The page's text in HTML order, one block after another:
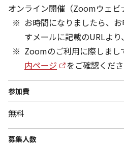
オンライン開催（Zoomウェビ
お時間になりましたら、
すメールに記載のURLより
Zoomのご利用に際しまし
内ページ
をご確認くださ
参加費
無料
募集人数